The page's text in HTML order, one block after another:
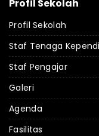
Profil Sekolah
Profil Sekolah
Staf Tenaga
Staf Pengajar
Galeri
Agenda
Fasilitas